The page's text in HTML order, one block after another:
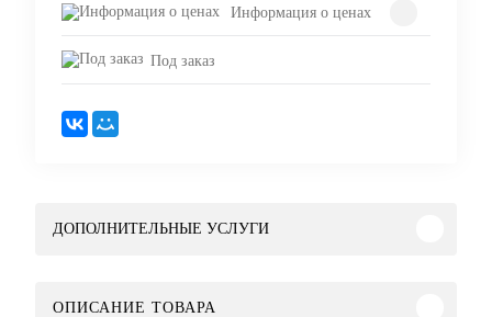
Информация о ценах
Под заказ
ДОПОЛНИТЕЛЬНЫЕ УСЛУГИ
ОПИСАНИЕ ТОВАРА